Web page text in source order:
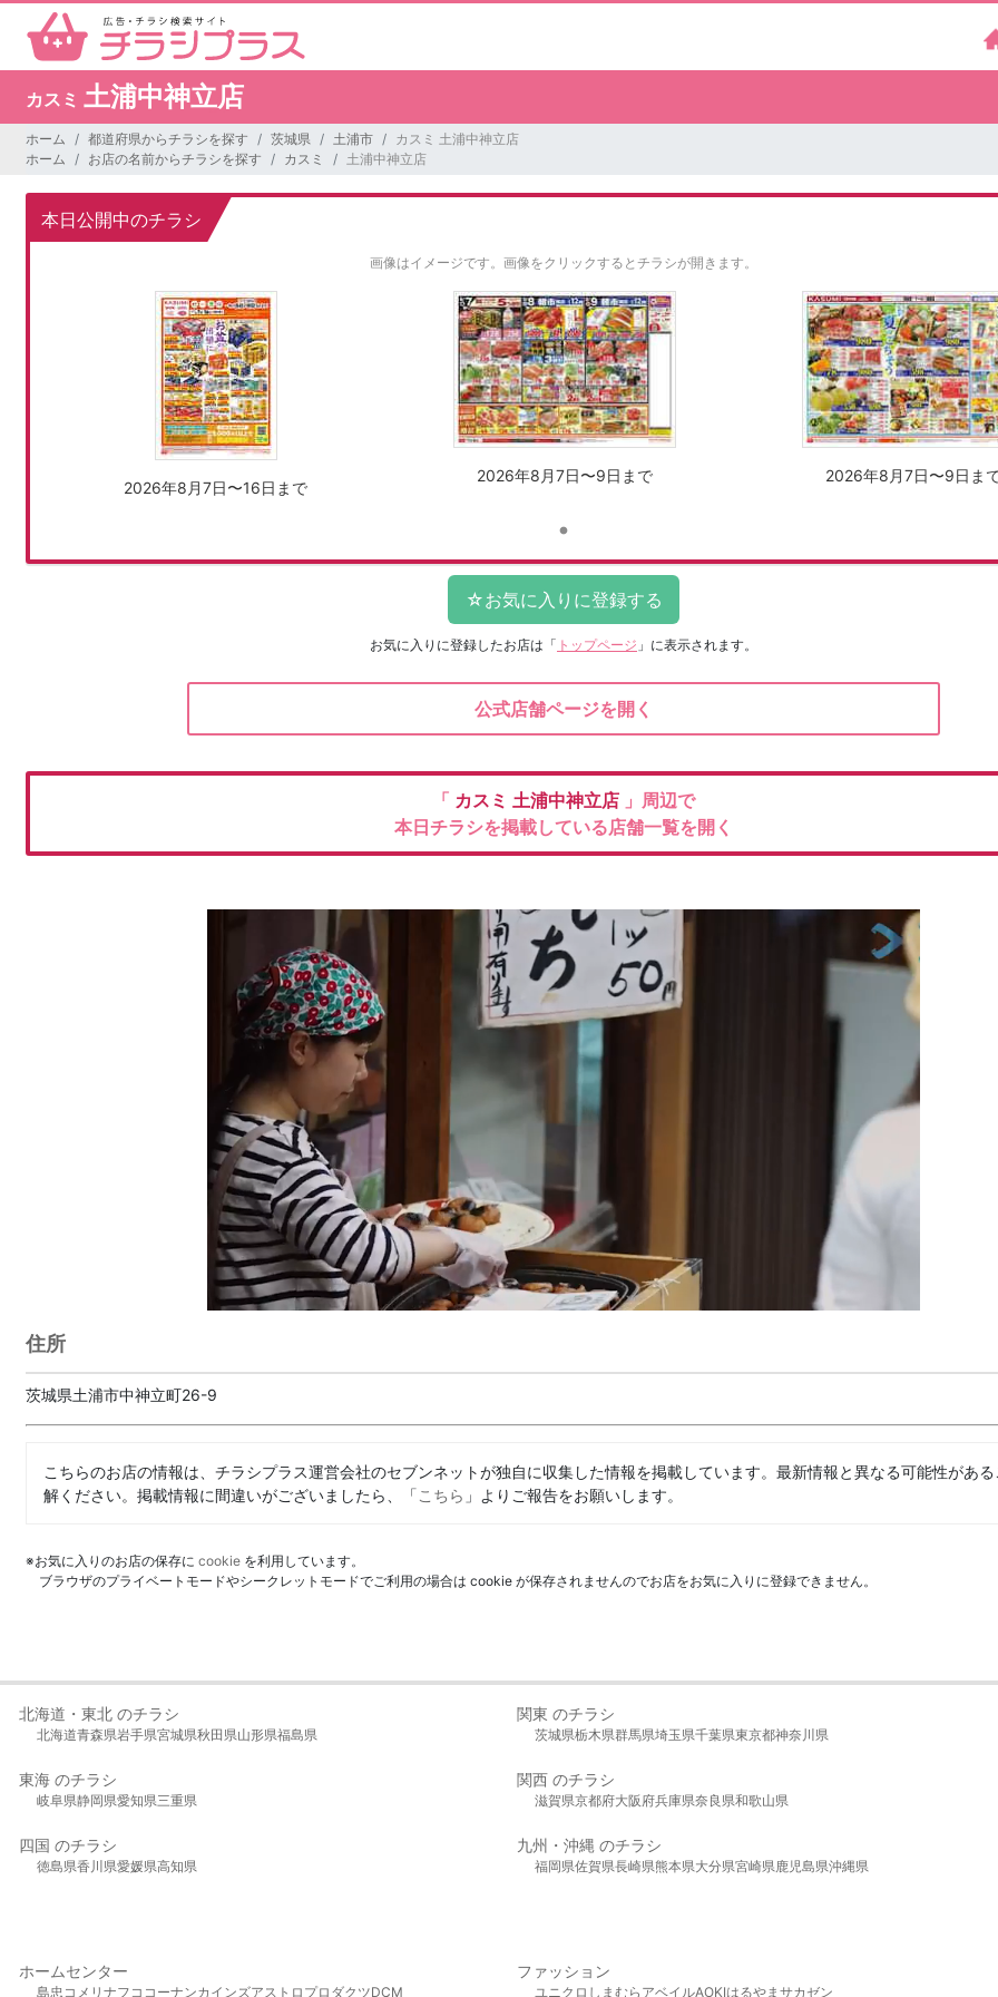
カスミ 土浦中神立店
ホーム 都道府県からチラシを探す 茨城県 土浦市
カスミ 土浦中神立店
ホーム
お店の名前からチラシを探す カスミ 土浦中神立店
本日公開中のチラシ
画像はイメージです。 画像をクリックするとチラシが開きます。
2026年8月7日〜16日まで
2026年8月7日〜9日まで 2026年8月7日〜9日ま
お気に入りに登録したお店は 「 トップページ 」に表示されます。
公式店舗ページを開く
「 カスミ 土浦中神立店 」周辺で
本日チラシを掲載している店舗一覧を開く
住所
茨城県土浦市中神立町26-9
こちらのお店の情報は、チラシプラス運営会社のセブンネットが独自に収集した情報を掲載しています。最新情報と異なる可能性があ
解ください。掲載情報に間違いがございましたら、「こちら 」よりご報告をお願いします。
※お気に入りのお店の保存に cookie を利用しています。
ブラウザのプライベートモードやシークレットモードでご利用の場合は cookie が保存されませんのでお店をお気に入りに登録できません。
北海道・東北 のチラシ
北海道青森県岩手県宮城県秋田県山形県福島県
関東 のチラシ
茨城県栃木県群馬県埼玉県千葉県東京都神奈川県
東海 のチラシ
岐阜県静岡県愛知県三重県
関西 のチラシ
滋賀県京都府大阪府兵庫県奈良県和歌山県
四国 のチラシ
徳島県香川県愛媛県高知県
九州・沖縄 のチラシ
福岡県佐賀県長崎県熊本県大分県宮崎県鹿児島県沖縄県
ホームセンター
島忠 コメリ ナフコ コーナンカインズアストロプロダクツDCM
ファッション
ユニクロ しまむら アベイルAOKIはるやま サカゼン